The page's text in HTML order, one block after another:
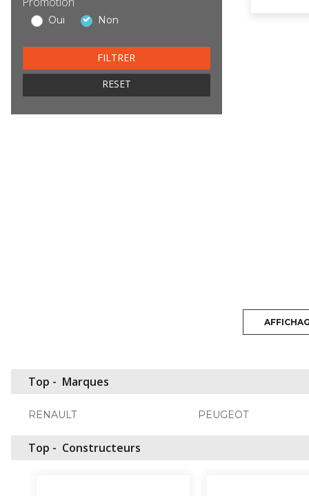
Oui Non
RESET
Top - Marques
RENAULT PEUGEOT
Top - Constructeurs